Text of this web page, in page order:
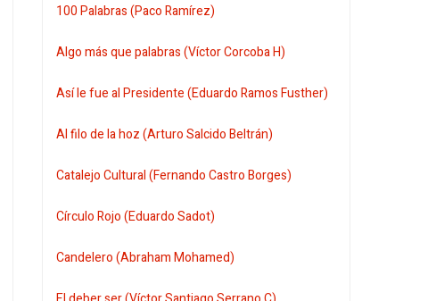
100 Palabras (Paco Ramírez)
Algo más que palabras (Víctor Corcoba H)
Así le fue al Presidente (Eduardo Ramos Fusther)
Al filo de la hoz (Arturo Salcido Beltrán)
Catalejo Cultural (Fernando Castro Borges)
Círculo Rojo (Eduardo Sadot)
Candelero (Abraham Mohamed)